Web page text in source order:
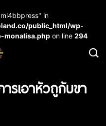
in
public_html/wp-
monalisa.php on line 294
รเอาหัวถูกับขา